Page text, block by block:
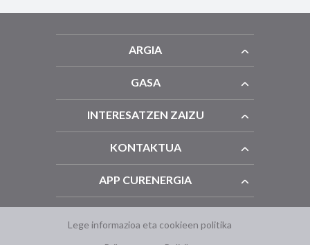
ARGIA
GASA
INTERESATZEN ZAIZU
KONTAKTUA
APP CURENERGIA
Lege informazioa eta cookieen politika